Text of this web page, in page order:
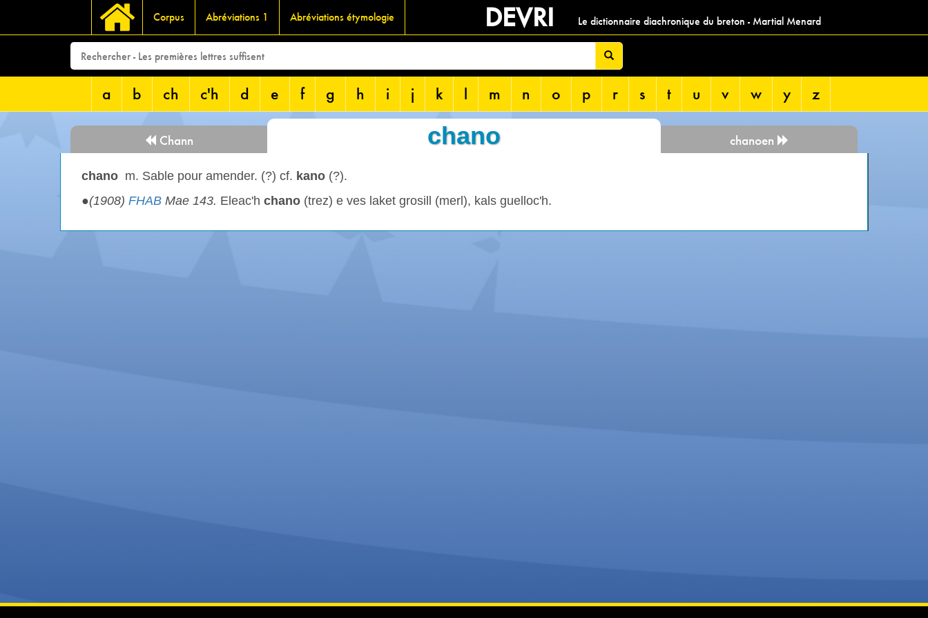
Corpus Abréviations 1 Abréviations étymologie DEVRI Le dictionnaire diachronique du breton - Martial Menard
a b ch c'h d e f g h i j k l m n o p r s t u v w y z
Chann chano chanoen
chano m. Sable pour amender. (?) cf. kano (?).
●(1908) FHAB Mae 143. Eleac'h chano (trez) e ves laket grosill (merl), kals guelloc'h.